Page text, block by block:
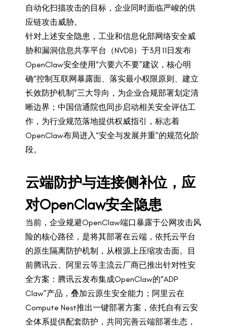
自动化扫描攻击的目标，企业同时面临严峻的供
应链攻击威胁。
针对上述安全隐患，工业和信息化部网络安全威
胁和漏洞信息共享平台（NVDB）于3月11日发布
OpenClaw安全使用“六要六不要”建议，核心明
确“控制互联网暴露面、落实最小权限原则、建立
长效防护机制”三大导向，为企业合规部署划定清
晰边界；中国信通院也同步启动相关安全评估工
作，为行业规范落地提供权威指引，标志着
OpenClaw布局进入“安全与发展并重”的规范化阶
段。
云端防护与连接侧补位，应
对OpenClaw安全隐患
当前，企业规避OpenClaw端口暴露于公网攻击风
险的核心路径，是将其部署在云端，依托云平台
的原生隔离防护机制，从根源上压缩攻击面。目
前腾讯云、阿里云等主流云厂商已推出针对性安
全方案：腾讯云发布集成OpenClaw的“ADP
Claw”产品，叠加云原生安全能力；阿里云在
Compute Nest推出一键部署方案，依托自有云安
全体系提供配套防护，共同完善云端部署生态，